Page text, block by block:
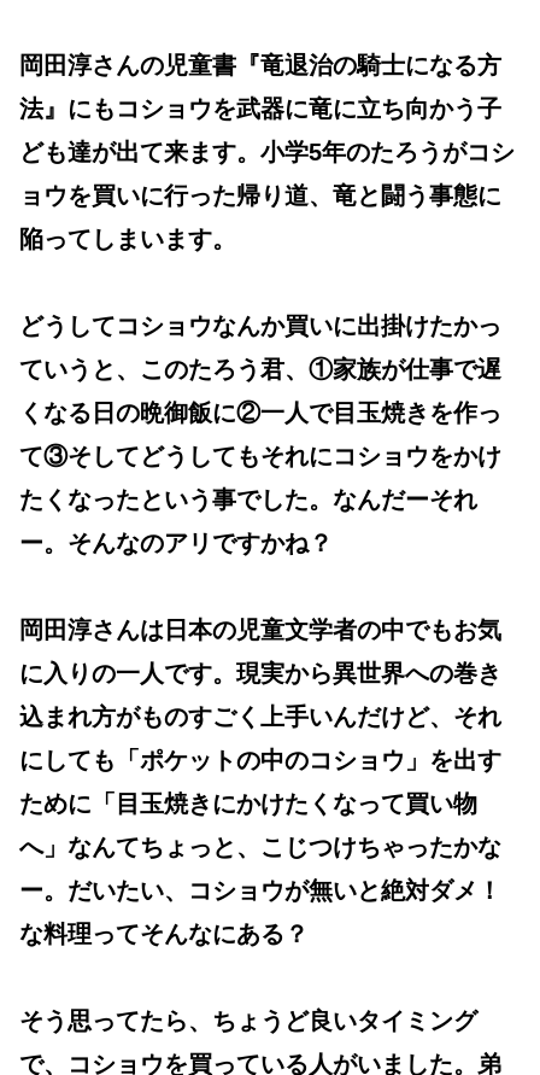
岡田淳さんの児童書『竜退治の騎士になる方
法』にもコショウを武器に竜に立ち向かう子
ども達が出て来ます。小学5年のたろうがコシ
ョウを買いに行った帰り道、竜と闘う事態に
陥ってしまいます。
どうしてコショウなんか買いに出掛けたかっ
ていうと、このたろう君、①家族が仕事で遅
くなる日の晩御飯に②一人で目玉焼きを作っ
て③そしてどうしてもそれにコショウをかけ
たくなったという事でした。なんだーそれ
ー。そんなのアリですかね？
岡田淳さんは日本の児童文学者の中でもお気
に入りの一人です。現実から異世界への巻き
込まれ方がものすごく上手いんだけど、それ
にしても「ポケットの中のコショウ」を出す
ために「目玉焼きにかけたくなって買い物
へ」なんてちょっと、こじつけちゃったかな
ー。だいたい、コショウが無いと絶対ダメ！
な料理ってそんなにある？
そう思ってたら、ちょうど良いタイミング
で、コショウを買っている人がいました。弟